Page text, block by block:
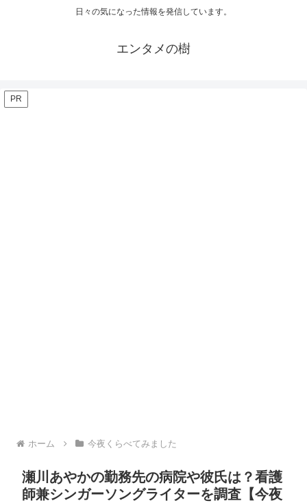
日々の気になった情報を発信しています。
エンタメの樹
PR
ホーム 今夜くらべてみました
瀬川あやかの勤務先の病院や彼氏は？看護
師兼シンガーソングライターを調査【今夜